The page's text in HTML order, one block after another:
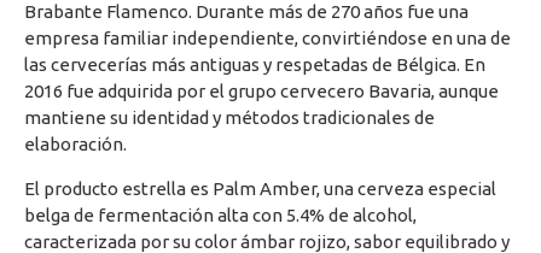
Brabante Flamenco. Durante más de 270 años fue una
empresa familiar independiente, convirtiéndose en una de
las cervecerías más antiguas y respetadas de Bélgica. En
2016 fue adquirida por el grupo cervecero Bavaria, aunque
mantiene su identidad y métodos tradicionales de
elaboración.
El producto estrella es Palm Amber, una cerveza especial
belga de fermentación alta con 5.4% de alcohol,
caracterizada por su color ámbar rojizo, sabor equilibrado y